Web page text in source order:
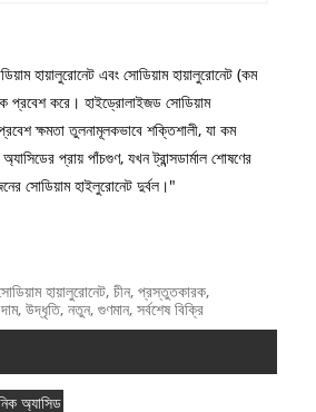
হায়ালুরোনেট এবং সোডিয়াম হায়ালুরোনেট (কম
করে। হাইড্রোলাইজড সোডিয়াম
ক্ষমতা তুলনামূলকভাবে শক্তিশালী, যা কম
প্রায় পাঁচগুণ, যখন ট্রান্সডার্মাল শোষণের
সোডিয়াম হাইলুরোনেট দুর্বল।"
হায়ালুরোনেট, চীন, প্রস্তুতকারক,
উদ্ধৃতি, নতুন, গুণমান, সর্বশেষ বিক্রি
অ্যাসিড